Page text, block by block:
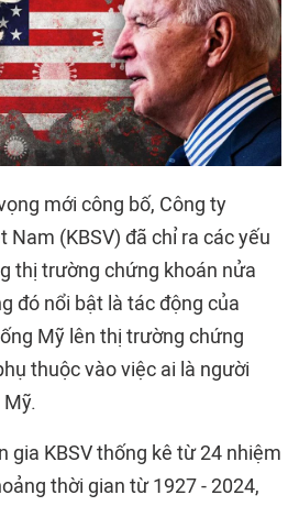
mới công bố, Công ty
Nam (KBSV) đã chỉ ra các yếu
thị trường chứng khoán nửa
đó nổi bật là tác động của
Mỹ lên thị trường chứng
thuộc vào việc ai là người
gia KBSV thống kê từ 24 nhiệm
thời gian từ 1927 - 2024,